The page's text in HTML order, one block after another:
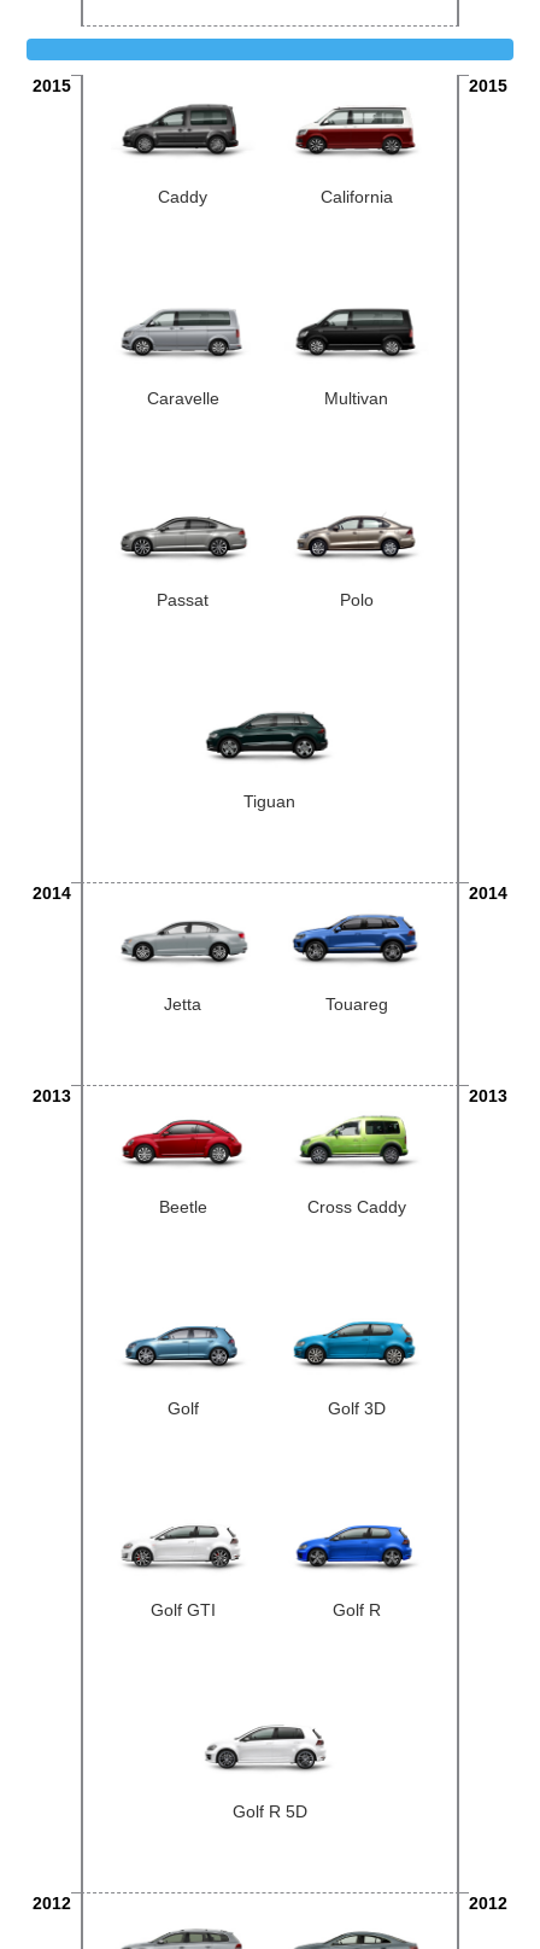
2015 2015
Caddy California
Caravelle Multivan
Passat Polo
Tiguan
2014 2014
Jetta Touareg
2013 2013
Beetle Cross Caddy
Golf Golf 3D
Golf GTI Golf R
Golf R 5D
2012 2012